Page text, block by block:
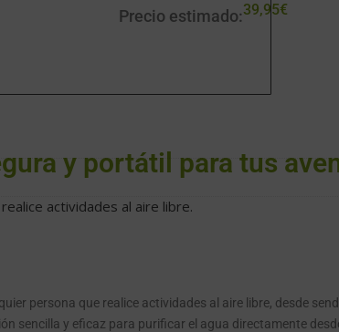
Precio estimado:39,95€
y portátil para tus
actividades al aire libre.
persona que realice actividades al aire libre, desde
sencilla y eficaz para purificar el agua directamente